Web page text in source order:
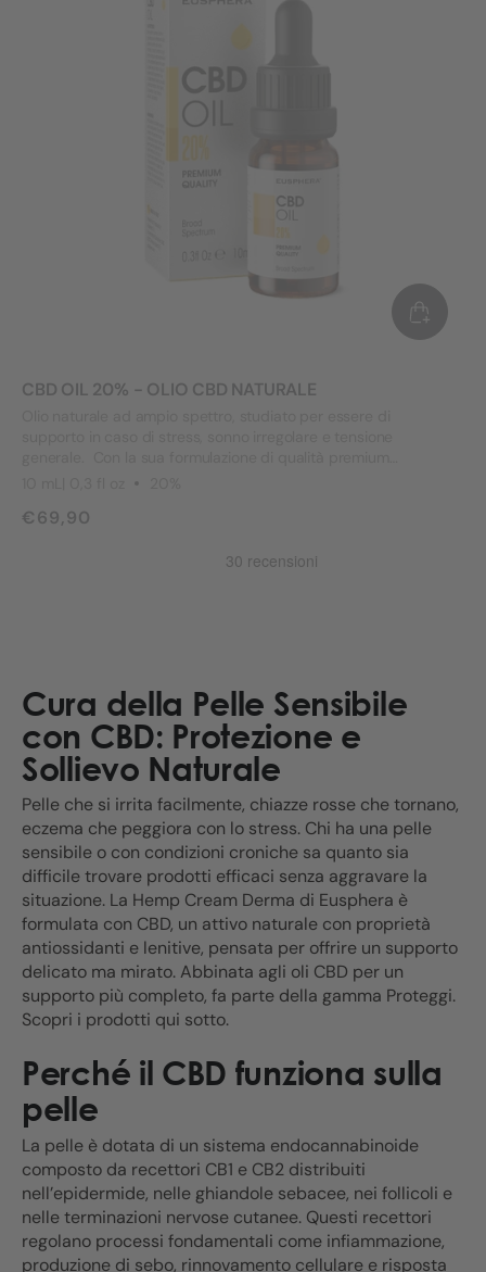
CBD OIL 20% - OLIO CBD NATURALE
€69,90
Cura della Pelle Sensibile
con CBD: Protezione e
Sollievo Naturale
Pelle che si irrita facilmente, chiazze rosse che tornano,
eczema che peggiora con lo stress. Chi ha una pelle
sensibile o con condizioni croniche sa quanto sia
difficile trovare prodotti efficaci senza aggravare la
situazione. La Hemp Cream Derma di Eusphera è
formulata con CBD, un attivo naturale con proprietà
antiossidanti e lenitive, pensata per offrire un supporto
delicato ma mirato. Abbinata agli oli CBD per un
supporto più completo, fa parte della gamma Proteggi.
Scopri i prodotti qui sotto.
Perché il CBD funziona sulla
pelle
La pelle è dotata di un sistema endocannabinoide
composto da recettori CB1 e CB2 distribuiti
nell’epidermide, nelle ghiandole sebacee, nei follicoli e
nelle terminazioni nervose cutanee. Questi recettori
regolano processi fondamentali come infiammazione,
produzione di sebo, rinnovamento cellulare e risposta